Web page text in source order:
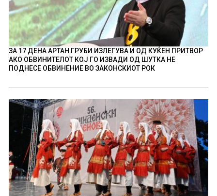
ЗА 17 ДЕНА АРТАН ГРУБИ ИЗЛЕГУВА И ОД КУЌЕН ПРИТВОР
АКО ОБВИНИТЕЛОТ КОЈ ГО ИЗВАДИ ОД ШУТКА НЕ
ПОДНЕСЕ ОБВИНЕНИЕ ВО ЗАКОНСКИОТ РОК